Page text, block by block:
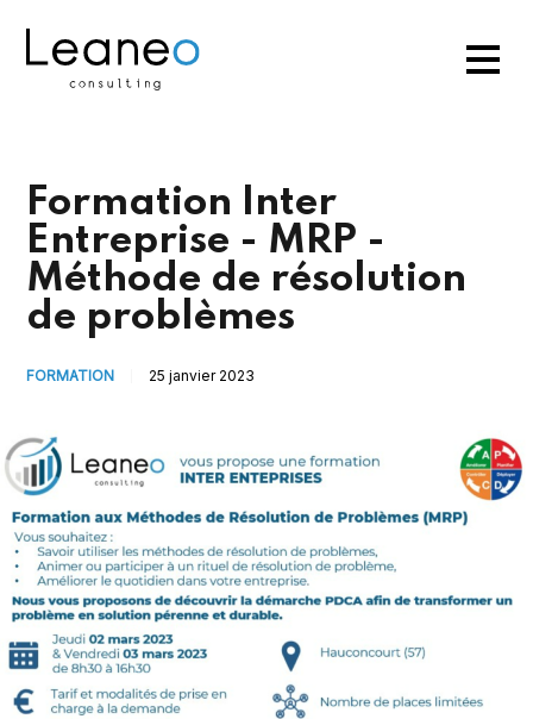
Formation Inter
Entreprise - MRP -
Méthode de résolution
de problèmes
FORMATION 25 janvier 2023